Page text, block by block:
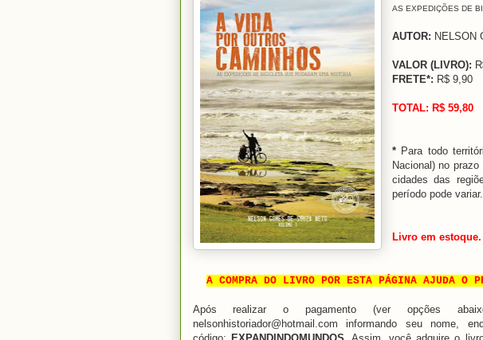
AS EXPEDIÇÕES DE
AUTOR: NELSON
VALOR (LIVRO):
FRETE*: R$ 9,90
TOTAL: R$ 59,80
* Para todo
Nacional) no
cidades das
período pode variar.
Livro em
A COMPRA DO LIVRO POR ESTA PÁGINA AJUDA O
Após realizar o pagamento (ver opções
nelsonhistoriador@hotmail.com informando seu nome,